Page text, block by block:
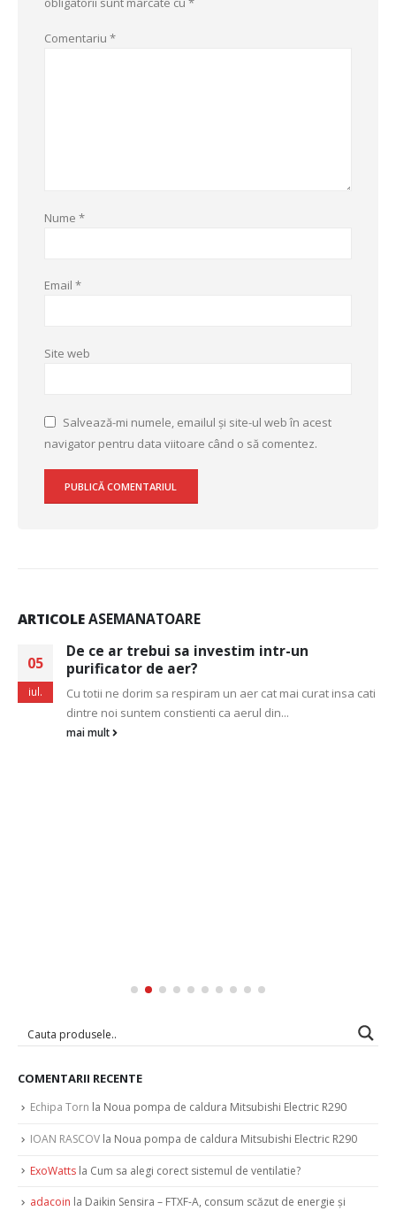
Comentariu *
Nume *
Email *
Site web
Salvează-mi numele, emailul și site-ul web în acest
navigator pentru data viitoare când o să comentez.
ARTICOLEASEMANATOARE
05
iul.
De ce ar trebui sa investim intr-un
purificator de aer?
Cu totii ne dorim sa respiram un aer cat mai curat insa cati
dintre noi suntem constienti ca aerul din...
mai mult
COMENTARII RECENTE
Echipa Torn la Noua pompa de caldura Mitsubishi Electric R290
IOAN RASCOV la Noua pompa de caldura Mitsubishi Electric R290
ExoWatts la Cum sa alegi corect sistemul de ventilatie?
adacoin la Daikin Sensira – FTXF-A, consum scăzut de energie şi